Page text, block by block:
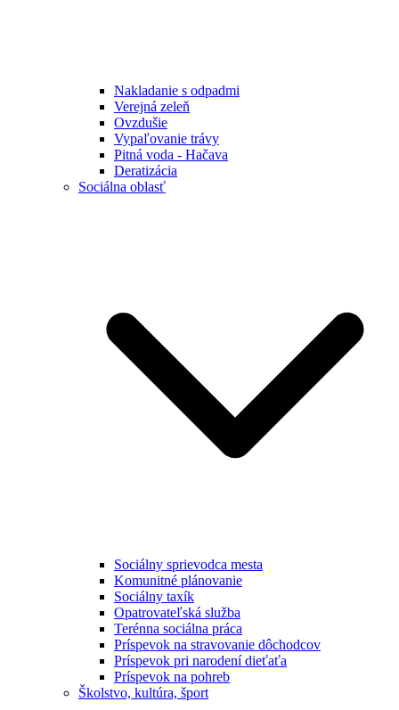
Nakladanie s odpadmi
Verejná zeleň
Ovzdušie
Vypaľovanie trávy
Pitná voda - Hačava
Deratizácia
Sociálna oblasť
Sociálny sprievodca mesta
Komunitné plánovanie
Sociálny taxík
Opatrovateľská služba
Terénna sociálna práca
Príspevok na stravovanie dôchodcov
Príspevok pri narodení dieťaťa
Príspevok na pohreb
Školstvo, kultúra, šport